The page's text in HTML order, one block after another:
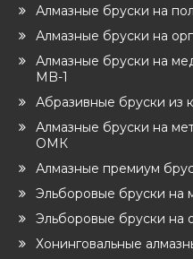
Алмазные бруски на
Алмазные бруски на
Алмазные бруски на
MB-1
Абразивные бруски из
Алмазные бруски на
ОМК
Алмазные премиум
Эльборовые бруски на
Эльборовые бруски на
Хонинговальные